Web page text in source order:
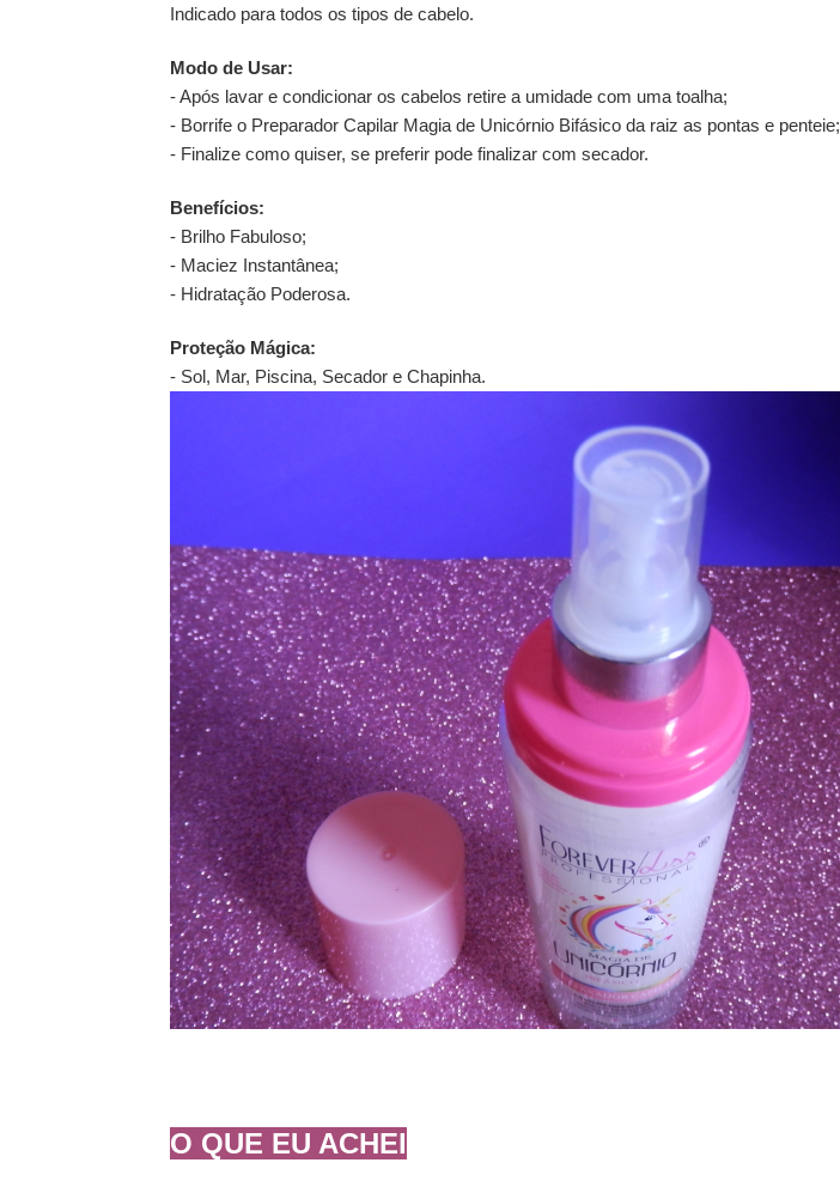
Indicado para todos os tipos de cabelo.
Modo de Usar:
- Após lavar e condicionar os cabelos retire a umidade com uma toalha;
- Borrife o Preparador Capilar Magia de Unicórnio Bifásico da raiz as pontas e penteie;
- Finalize como quiser, se preferir pode finalizar com secador.
Benefícios:
- Brilho Fabuloso;
- Maciez Instantânea;
- Hidratação Poderosa.
Proteção Mágica:
- Sol, Mar, Piscina, Secador e Chapinha.
O QUE EU ACHEI